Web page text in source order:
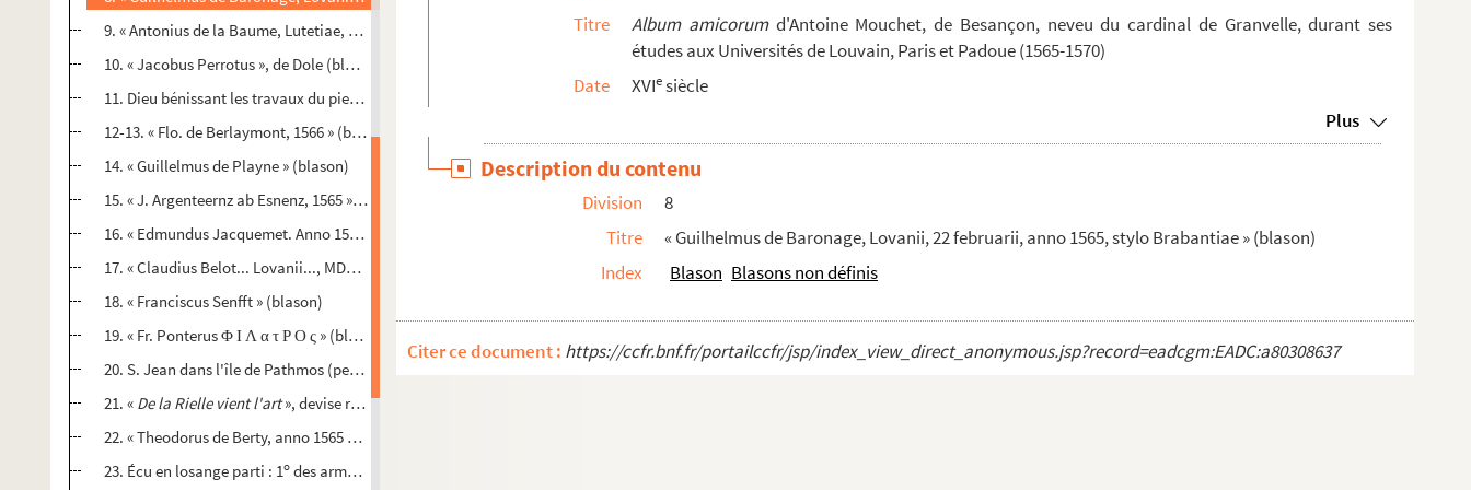
9. « Antonius de la Baume, Lutetiae, 18 septembris 1568 » (blason)
10. « Jacobus Perrotus », de Dole (blason)
11. Dieu bénissant les travaux du pieux laboureur (petit tableau)
12-13. « Flo. de Berlaymont, 1566 » (blason et peinture d'une sorte d'oranger portant fleurs et fruits, ave...
14. « Guillelmus de Playne » (blason)
15. « J. Argenteernz ab Esnenz, 1565 » (blason)
16. « Edmundus Jacquemet. Anno 1565. 23 martii » (blason du fils d'un ancien secrétaire du garde des sce...
17. « Claudius Belot... Lovanii..., MDLXVI » (blason)
18. « Franciscus Senfft » (blason)
19. « Fr. Ponterus Φ Ι Λ α τ Ρ Ο ς » (blason)
20. S. Jean dans l'île de Pathmos (petit tableau)
21. « De la Rielle vient l'art», devise renfermée dans un cartouche que surmonte un
22. « Theodorus de Berty, anno 1565 » (blason)
23. Écu en losange parti : 1o des armoiries qui surmontent la devise «
Titre
Album amicorumd'Antoine Mouchet, de Besançon, neveu du cardinal de Granvelle, durant ses
études aux Universités de Louvain, Paris et Padoue (1565-1570)
Date
XVIesiècle
Plus
Description du contenu
Division
8
Titre
« Guilhelmus de Baronage, Lovanii, 22 februarii, anno 1565, stylo Brabantiae » (blason)
Index
Blason Blasons non définis
Citer ce document : https://ccfr.bnf.fr/portailccfr/jsp/index_view_direct_anonymous.jsp?record=eadcgm:EADC:a80308637